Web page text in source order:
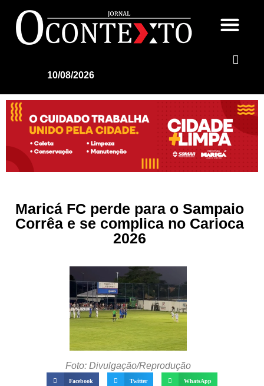
10/08/2026
Maricá FC perde para o Sampaio
Corrêa e se complica no Carioca
2026
Foto: Divulgação/Reprodução
Facebook Twitter WhatsApp